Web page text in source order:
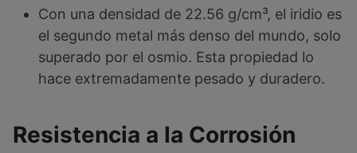
Con una densidad de 22.56 g/cm³, el iridio es
el segundo metal más denso del mundo, solo
superado por el osmio. Esta propiedad lo
hace extremadamente pesado y duradero.
Resistencia a la Corrosión